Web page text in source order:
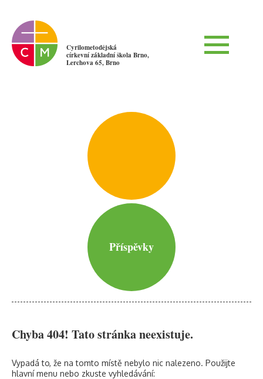
Cyrilometodějská
církevní základní škola Brno,
Lerchova 65, Brno
Příspěvky
Chyba 404! Tato stránka neexistuje.
Vypadá to, že na tomto místě nebylo nic nalezeno. Použijte
hlavní menu nebo zkuste vyhledávání: